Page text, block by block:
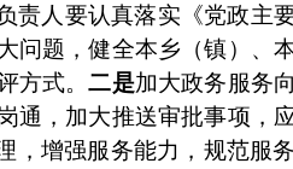
责人要认真落实《党政主
问题，健全本乡（镇）、
方式。二是加大政务服务
通，加大推送审批事项，
，增强服务能力，规范服